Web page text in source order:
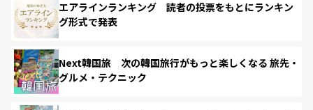
エアラインランキング 読者の投票をもとにランキン
グ形式で発表
Next韓国旅 次の韓国旅行がもっと楽しくなる 旅先・
グルメ・テクニック